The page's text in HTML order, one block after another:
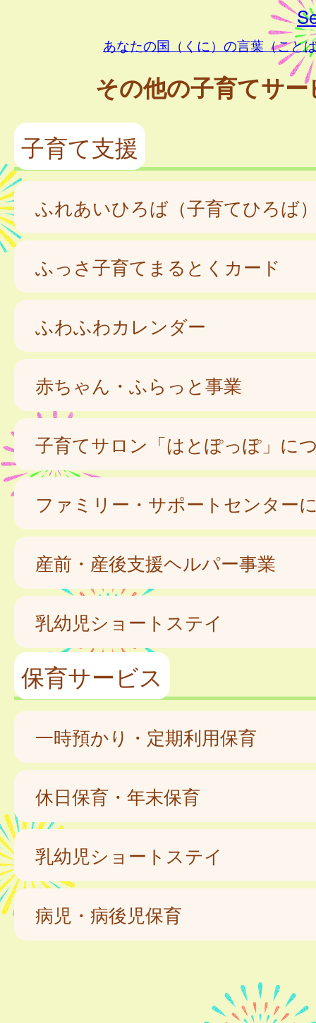
あなたの国（くに）の言葉（こと
その他の子育てサ
子育て支援
ふれあいひろば（子育てひろば
ふっさ子育てまるとくカード
ふわふわカレンダー
赤ちゃん・ふらっと事業
子育てサロン「はとぽっぽ」に
ファミリー・サポートセンター
産前・産後支援ヘルパー事業
乳幼児ショートステイ
保育サービス
一時預かり・定期利用保育
休日保育・年末保育
乳幼児ショートステイ
病児・病後児保育